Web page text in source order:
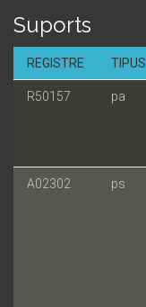
Suports
REGISTRE TIPUS
R50157 pa
A02302 ps